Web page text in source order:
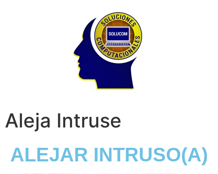
Aleja Intruse
ALEJAR INTRUSO(A)